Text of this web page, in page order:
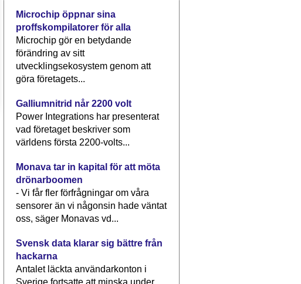
Microchip öppnar sina
proffskompilatorer för alla
Microchip gör en betydande
förändring av sitt
utvecklingsekosystem genom att
göra företagets...
Galliumnitrid når 2200 volt
Power Integrations har presenterat
vad företaget beskriver som
världens första 2200-volts...
Monava tar in kapital för att möta
drönarboomen
- Vi får fler förfrågningar om våra
sensorer än vi någonsin hade väntat
oss, säger Monavas vd...
Svensk data klarar sig bättre från
hackarna
Antalet läckta användarkonton i
Sverige fortsatte att minska under